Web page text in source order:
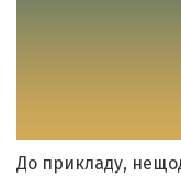
До прикладу,